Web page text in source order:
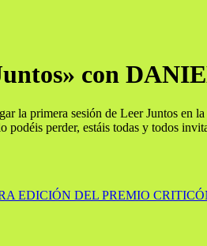
con
la primera sesión de Leer Juntos
podéis perder, estáis todas y todos
EDICIÓN DEL PREMIO